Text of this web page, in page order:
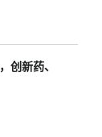
创新药、